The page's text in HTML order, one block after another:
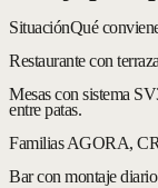
SituaciónQué
Restaurante con
Mesas con sistema
entre patas.
Familias AGORA,
Bar con montaje